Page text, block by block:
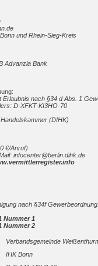
und Rhein-Sieg-Kreis
Advanzia Bank
Erlaubnis nach §34 d Abs. 1
D-XFKT-KI3HO-70
(DIHK)
€/Anruf)
infocenter@berlin.dihk.de
nach §34f Gewerbeordnung.
Nummer 1
Nummer 2
Verbandsgemeinde
IHK Bonn